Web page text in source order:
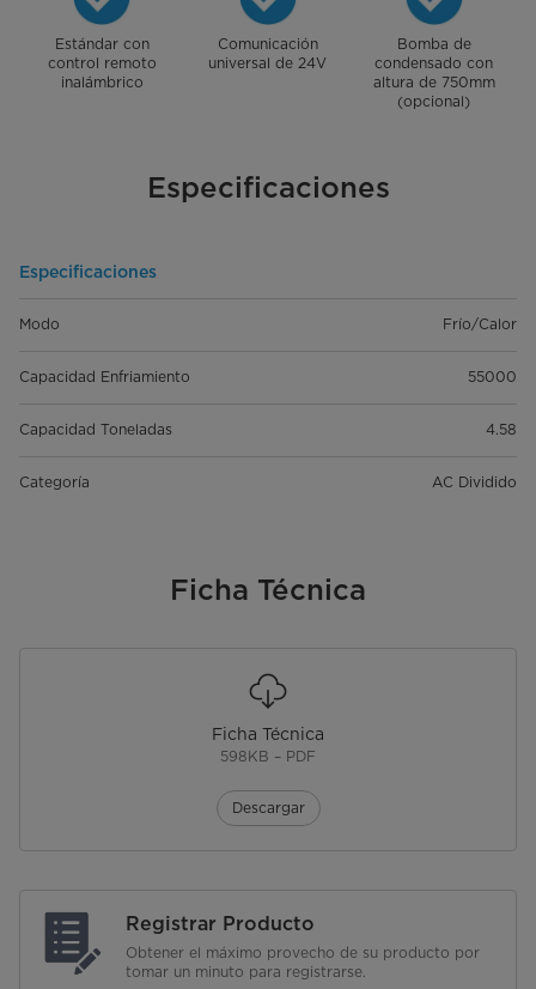
Estándar con
control remoto
inalámbrico
Comunicación
universal de 24V
Bomba de
condensado con
altura de 750mm
(opcional)
Especificaciones
Especificaciones
Modo Frío/Calor
Capacidad Enfriamiento 55000
Capacidad Toneladas 4.58
Categoría AC Dividido
Ficha Técnica
Ficha Técnica
598KB – PDF
Descargar
Registrar Producto
Obtener el máximo provecho de su producto por
tomar un minuto para registrarse.